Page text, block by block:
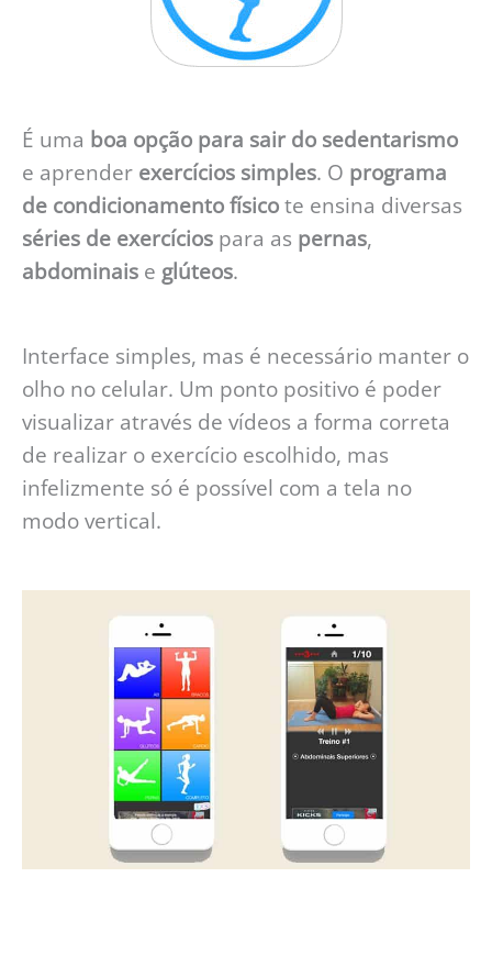
É uma boa opção para sair do sedentarismo
e aprender exercícios simples. O programa
de condicionamento físico te ensina diversas
séries de exercícios para as pernas,
abdominais e glúteos.
Interface simples, mas é necessário manter o
olho no celular. Um ponto positivo é poder
visualizar através de vídeos a forma correta
de realizar o exercício escolhido, mas
infelizmente só é possível com a tela no
modo vertical.